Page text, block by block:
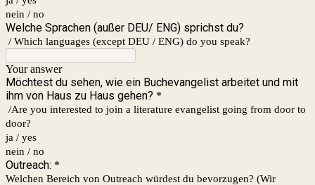
nein / no
Welche Sprachen (außer DEU/ ENG) sprichst du?
/ Which languages ​​(except DEU / ENG) do you speak?
Your answer
Möchtest du sehen, wie ein Buchevangelist arbeitet und mit
ihm von Haus zu Haus gehen? *
/Are you interested to join a literature evangelist going from door to
door?
ja / yes
nein / no
Outreach: *
Welchen Bereich von Outreach würdest du bevorzugen? (Wir